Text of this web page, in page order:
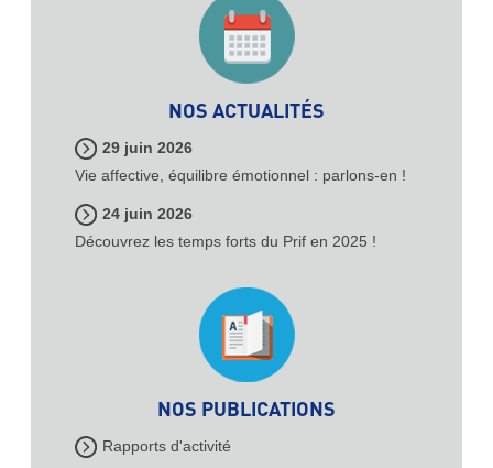
NOS ACTUALITÉS
29 juin 2026
Vie affective, équilibre émotionnel : parlons-en !
24 juin 2026
Découvrez les temps forts du Prif en 2025 !
NOS PUBLICATIONS
Rapports d'activité